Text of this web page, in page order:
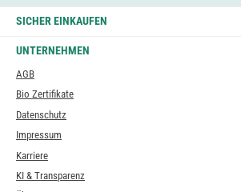
SICHER EINKAUFEN
UNTERNEHMEN
AGB
Bio Zertifikate
Datenschutz
Impressum
Karriere
KI & Transparenz